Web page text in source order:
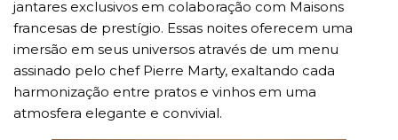
jantares exclusivos em colaboração com Maisons
francesas de prestígio. Essas noites oferecem uma
imersão em seus universos através de um menu
assinado pelo chef Pierre Marty, exaltando cada
harmonização entre pratos e vinhos em uma
atmosfera elegante e convivial.